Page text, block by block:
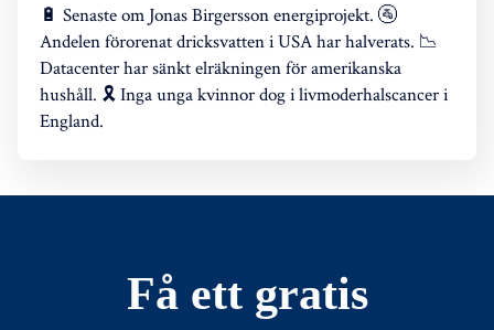
🔋 Senaste om Jonas Birgersson energiprojekt. 🚰
Andelen förorenat dricksvatten i USA har halverats. 📉
Datacenter har sänkt elräkningen för amerikanska
hushåll. 🎗️ Inga unga kvinnor dog i livmoderhalscancer i
England.
Få ett gratis